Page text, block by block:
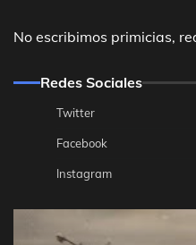
No escribimos primicias,
Redes Sociales
Twitter
Facebook
Instagram